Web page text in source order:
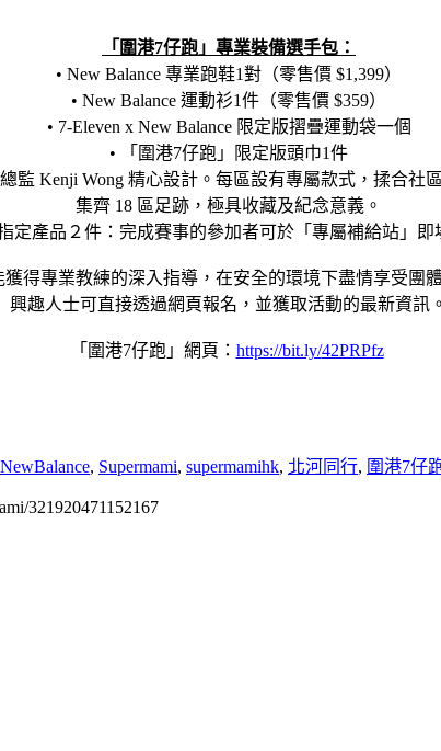
「圍港7仔跑」專業裝備選手包：
• New Balance 專業跑鞋1對（零售價 $1,399）
• New Balance 運動衫1件（零售價 $359）
• 7-Eleven x New Balance 限定版摺疊運動袋一個
• 「圍港7仔跑」限定版頭巾1件
監 Kenji Wong 精心設計。每區設有專屬款式，揉合社
集齊 18 區足跡，極具收藏及紀念意義。
定產品２件：完成賽事的參加者可於「專屬補給站」
即
得專業教練的深入指導， 在安全的環境下盡情享受團
興趣人士可直接透過網頁報名， 並獲取活動的最新資訊。
「圍港7仔跑」網頁： https://bit.ly/42PRPfz
NewBalance, Supermami, supermamihk, 北河同行, 圍港7仔
321920471152167